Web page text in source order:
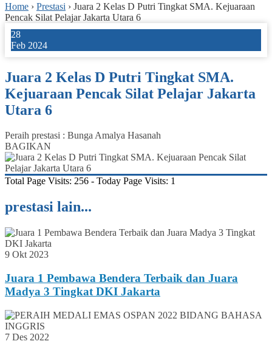
Home › Prestasi › Juara 2 Kelas D Putri Tingkat SMA. Kejuaraan
Pencak Silat Pelajar Jakarta Utara 6
28
Feb 2024
Juara 2 Kelas D Putri Tingkat SMA.
Kejuaraan Pencak Silat Pelajar Jakarta
Utara 6
Peraih prestasi : Bunga Amalya Hasanah
BAGIKAN
Total Page Visits: 256 - Today Page Visits: 1
prestasi lain...
9 Okt 2023
Juara 1 Pembawa Bendera Terbaik dan Juara
Madya 3 Tingkat DKI Jakarta
7 Des 2022